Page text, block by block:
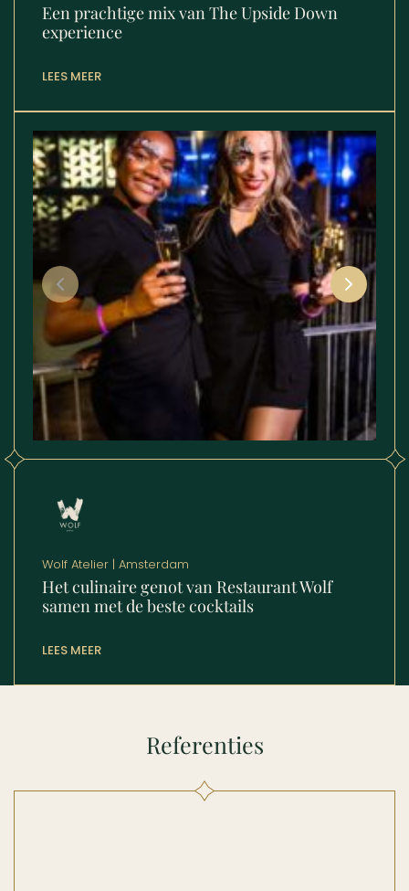
Een prachtige mix van The Upside Down
experience
LEES MEER
Wolf Atelier | Amsterdam
Het culinaire genot van Restaurant Wolf
samen met de beste cocktails
LEES MEER
Referenties